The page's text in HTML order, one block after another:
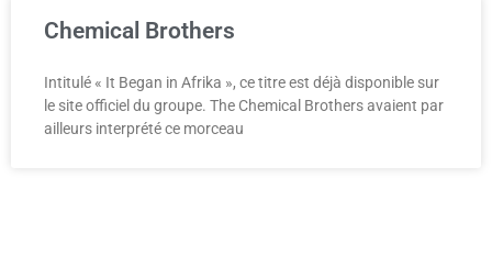
Chemical Brothers
Intitulé « It Began in Afrika », ce titre est déjà disponible sur
le site officiel du groupe. The Chemical Brothers avaient par
ailleurs interprété ce morceau